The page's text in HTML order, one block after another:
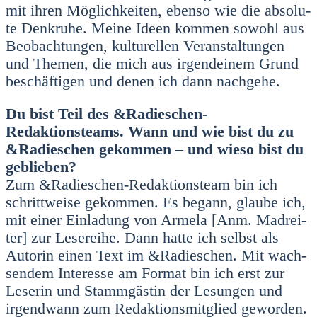
mit ihren Mög­lich­kei­ten, eben­so wie die abso­lu­
te Denkru­he. Mei­ne Ideen kom­men sowohl aus
Beob­ach­tun­gen, kul­tu­rel­len Ver­an­stal­tun­gen
und The­men, die mich aus irgend­ei­nem Grund
beschäf­ti­gen und denen ich dann nach­ge­he.
Du bist Teil des &Radieschen-
Redaktionsteams. Wann und wie bist du zu
&Radieschen gekom­men – und wie­so bist du
geblie­ben?
Zum &Radieschen-Redaktionsteam bin ich
schritt­wei­se gekom­men. Es begann, glau­be ich,
mit einer Ein­la­dung von Arme­la [Anm. Madrei­
ter] zur Lese­rei­he. Dann hat­te ich selbst als
Autorin einen Text im &Radieschen. Mit wach­
sen­dem Inter­es­se am For­mat bin ich erst zur
Lese­rin und Stamm­gäs­tin der Lesun­gen und
irgend­wann zum Redak­ti­ons­mit­glied gewor­den.